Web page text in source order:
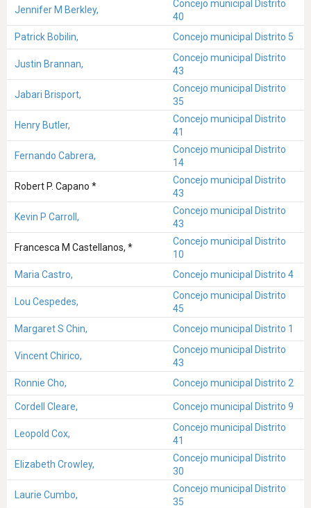
Jennifer M Berkley,
Concejo municipal Distrito
40
Patrick Bobilin,
Concejo municipal Distrito 5
Justin Brannan,
Concejo municipal Distrito
43
Jabari Brisport,
Concejo municipal Distrito
35
Henry Butler,
Concejo municipal Distrito
41
Fernando Cabrera,
Concejo municipal Distrito
14
Robert P. Capano *
Concejo municipal Distrito
43
Kevin P Carroll,
Concejo municipal Distrito
43
Francesca M Castellanos, *
Concejo municipal Distrito
10
Maria Castro,
Concejo municipal Distrito 4
Lou Cespedes,
Concejo municipal Distrito
45
Margaret S Chin,
Concejo municipal Distrito 1
Vincent Chirico,
Concejo municipal Distrito
43
Ronnie Cho,
Concejo municipal Distrito 2
Cordell Cleare, Concejo municipal Distrito 9
Leopold Cox,
Concejo municipal Distrito
41
Elizabeth Crowley,
Concejo municipal Distrito
30
Laurie Cumbo,
Concejo municipal Distrito
35